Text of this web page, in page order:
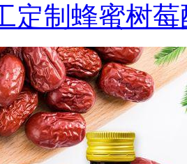
定制蜂蜜树